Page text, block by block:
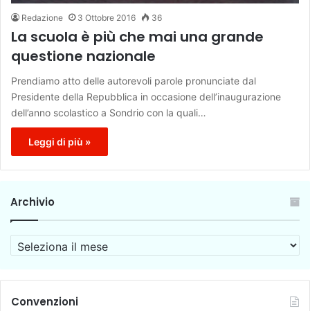
Redazione 3 Ottobre 2016 36
La scuola è più che mai una grande
questione nazionale
Prendiamo atto delle autorevoli parole pronunciate dal
Presidente della Repubblica in occasione dell’inaugurazione
dell’anno scolastico a Sondrio con la quali…
Leggi di più »
Archivio
r
iConvenzioni